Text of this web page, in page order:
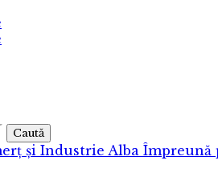
Caută
și Industrie Alba Împreună